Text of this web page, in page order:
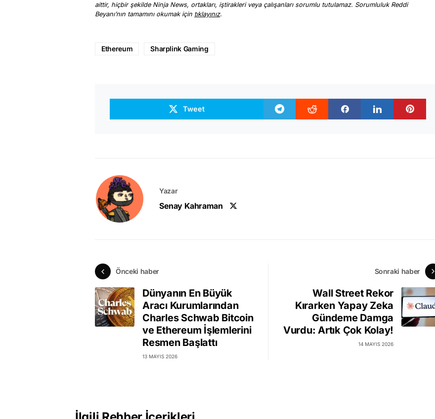
aittir, hiçbir şekilde Ninja News, ortakları, iştirakleri veya çalışanları sorumlu tutulamaz. Sorumluluk Reddi
Beyanı’nın tamamını okumak için tıklayınız.
Ethereum Sharplink Gaming
Tweet
Yazar
Senay Kahraman
Önceki haber
Dünyanın En Büyük
Aracı Kurumlarından
Charles Schwab Bitcoin
ve Ethereum İşlemlerini
Resmen Başlattı
13 MAYIS 2026
Sonraki haber
Wall Street Rekor
Kırarken Yapay Zeka
Gündeme Damga
Vurdu: Artık Çok Kolay!
14 MAYIS 2026